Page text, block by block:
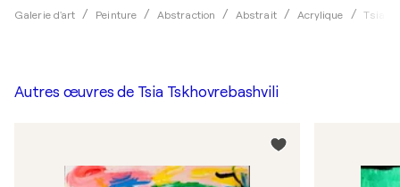
Galerie d'art Peinture Abstraction Abstrait Acrylique Tsia
Autres œuvres de Tsia Tskhovrebashvili